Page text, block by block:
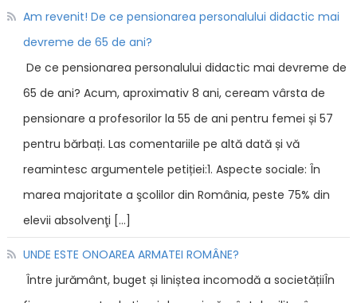
Am revenit! De ce pensionarea personalului didactic mai
devreme de 65 de ani?
De ce pensionarea personalului didactic mai devreme de
65 de ani? Acum, aproximativ 8 ani, ceream vârsta de
pensionare a profesorilor la 55 de ani pentru femei și 57
pentru bărbați. Las comentariile pe altă dată și vă
reamintesc argumentele petiției:1. Aspecte sociale: În
marea majoritate a şcolilor din România, peste 75% din
elevii absolvenţi […]
UNDE ESTE ONOAREA ARMATEI ROMÂNE?
Între jurământ, buget și liniștea incomodă a societățiiÎn